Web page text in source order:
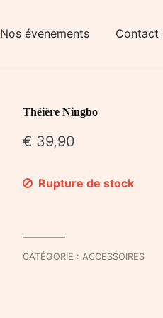
Nos évenements Contact
Théière Ningbo
€ 39,90
Rupture de stock
CATÉGORIE :ACCESSOIRES